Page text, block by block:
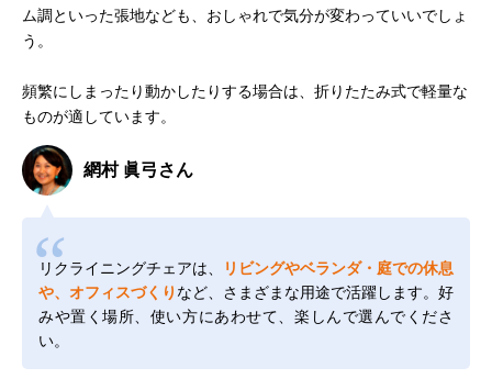
ム調といった張地なども、おしゃれで気分が変わっていいでしょ
う。
頻繁にしまったり動かしたりする場合は、折りたたみ式で軽量な
ものが適しています。
網村 眞弓さん
リクライニングチェアは、
リビングやベランダ・庭での休息
や、オフィスづくり など、さまざまな用途で活躍します。好
みや置く場所、使い方にあわせて、楽しんで選んでくださ
い。